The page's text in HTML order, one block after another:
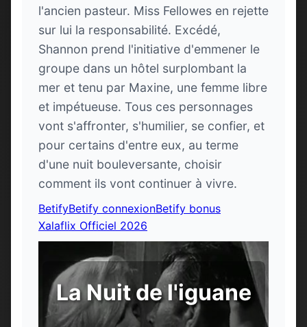
l'ancien pasteur. Miss Fellowes en rejette
sur lui la responsabilité. Excédé,
Shannon prend l'initiative d'emmener le
groupe dans un hôtel surplombant la
mer et tenu par Maxine, une femme libre
et impétueuse. Tous ces personnages
vont s'affronter, s'humilier, se confier, et
pour certains d'entre eux, au terme
d'une nuit bouleversante, choisir
comment ils vont continuer à vivre.
BetifyBetify connexionBetify bonus
Xalaflix Officiel 2026
La Nuit de l'iguane